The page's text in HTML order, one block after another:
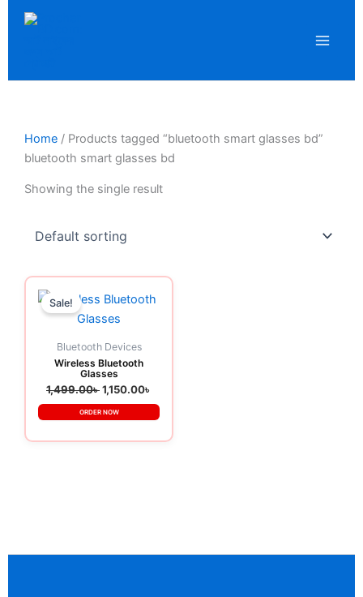
Home / Products tagged “bluetooth smart glasses bd”
bluetooth smart glasses bd
Showing the single result
Sale!
Bluetooth Devices
Wireless Bluetooth
Glasses
1,499.00৳
price
1,499.00৳ .
1,150.00৳
Current
price
ORDER NOW